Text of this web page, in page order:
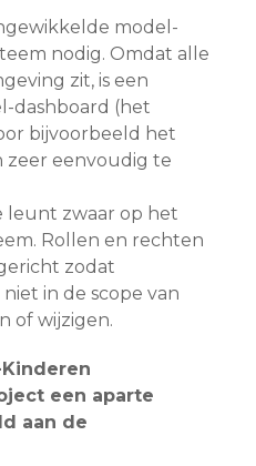
model-
nodig. Omdat alle
zit, is een
dashboard (het
bijvoorbeeld het
zeer eenvoudig te
leunt zwaar op het
Rollen en rechten
zodat
in de scope van
of wijzigen.
Kinderen
een aparte
aan de